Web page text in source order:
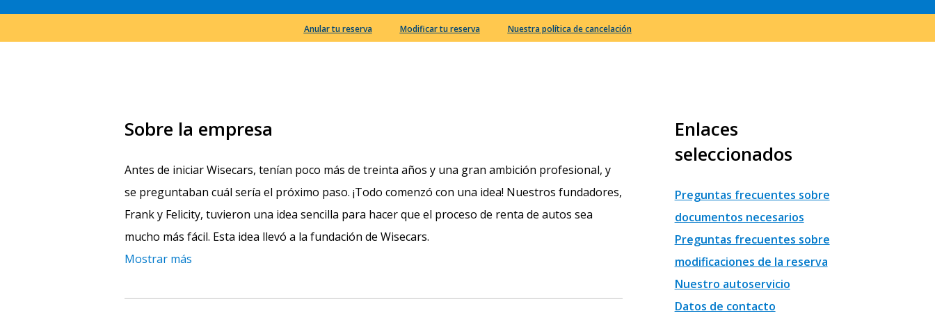
Anular tu reserva Modificar tu reserva Nuestra política de cancelación
Sobre la empresa
Antes de iniciar Wisecars, tenían poco más de treinta años y una gran ambición profesional, y
se preguntaban cuál sería el próximo paso. ¡Todo comenzó con una idea! Nuestros fundadores,
Frank y Felicity, tuvieron una idea sencilla para hacer que el proceso de renta de autos sea
mucho más fácil. Esta idea llevó a la fundación de Wisecars.
Mostrar más
Enlaces
seleccionados
Preguntas frecuentes sobre
documentos necesarios
Preguntas frecuentes sobre
modificaciones de la reserva
Nuestro autoservicio
Datos de contacto